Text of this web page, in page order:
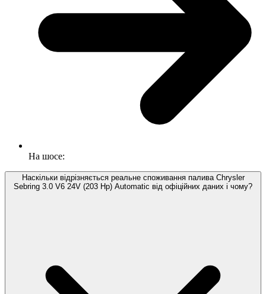
На шосе:
Наскільки відрізняється реальне споживання палива Chrysler
Sebring 3.0 V6 24V (203 Hp) Automatic від офіційних даних і чому?